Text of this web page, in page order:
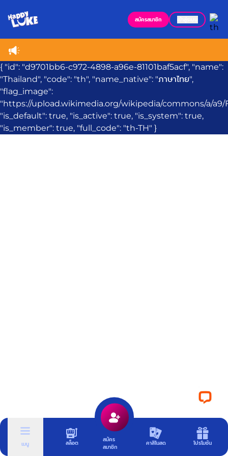
สมัครสมาชิก
{ "id": "d9701bb6-c972-4898-a96e-81101baf5acf", "name":
"Thailand", "code": "th", "name_native": "ภาษาไทย",
"flag_image":
"https://upload.wikimedia.org/wikipedia/commons/a/a9/
"is_default": true, "is_active": true, "is_system": true,
"is_member": true, "full_code": "th-TH" }
เมนู สล็อต
สมัคร
สมาชิก
คาสิโนสด โปรโมชัน